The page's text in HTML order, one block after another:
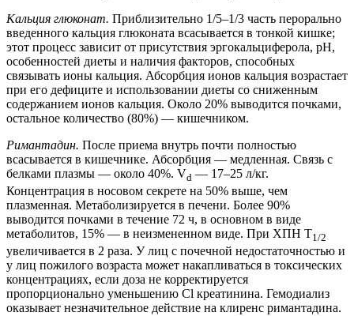
Кальция глюконат. Приблизительно 1/5–1/3 часть перорально
введенного кальция глюконата всасывается в тонкой кишке;
этот процесс зависит от присутствия эргокальциферола, рН,
особенностей диеты и наличия факторов, способных
связывать ионы кальция. Абсорбция ионов кальция возрастает
при его дефиците и использовании диеты со сниженным
содержанием ионов кальция. Около 20% выводится почками,
остальное количество (80%) — кишечником.
Римантадин. После приема внутрь почти полностью
всасывается в кишечнике. Абсорбция — медленная. Связь с
белками плазмы — около 40%. Vd — 17–25 л/кг.
Концентрация в носовом секрете на 50% выше, чем
плазменная. Метаболизируется в печени. Более 90%
выводится почками в течение 72 ч, в основном в виде
метаболитов, 15% — в неизмененном виде. При ХПН T1/2
увеличивается в 2 раза. У лиц с почечной недостаточностью и
у лиц пожилого возраста может накапливаться в токсических
концентрациях, если доза не корректируется
пропорционально уменьшению Cl креатинина. Гемодиализ
оказывает незначительное действие на клиренс римантадина.